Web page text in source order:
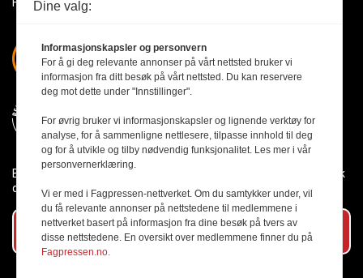
Få med deg det siste innen byggebransjen
Byggmesteren følger Vær Varsom-plakaten og presseetikken slik
den er nedfelt i Redaktørplakaten.
Abonner på vårt nyhetsbrev
Dine valg:
Informasjonskapsler og personvern
For å gi deg relevante annonser på vårt nettsted bruker vi
informasjon fra ditt besøk på vårt nettsted. Du kan reservere
deg mot dette under "Innstillinger".
For øvrig bruker vi informasjonskapsler og lignende verktøy for
analyse, for å sammenligne nettlesere, tilpasse innhold til deg
og for å utvikle og tilby nødvendig funksjonalitet. Les mer i vår
personvernerklæring.
Vi er med i Fagpressen-nettverket. Om du samtykker under, vil
du få relevante annonser på nettstedene til medlemmene i
nettverket basert på informasjon fra dine besøk på tvers av
disse nettstedene. En oversikt over medlemmene finner du på
Fagpressen.no.